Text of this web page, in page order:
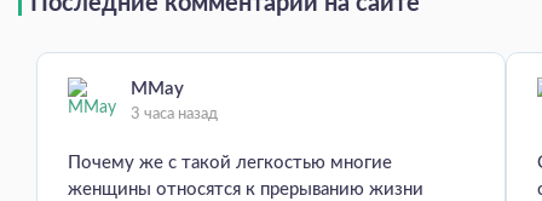
MMay
3 часа назад
Почему же с такой легкостью многие
женщины относятся к прерыванию жизни